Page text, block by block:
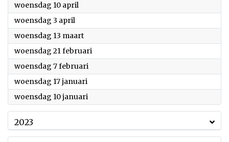
woensdag 10 april
woensdag 3 april
woensdag 13 maart2024
woensdag 21 februari
woensdag 7 februari
woensdag 17 januari
woensdag 10 januari
2023